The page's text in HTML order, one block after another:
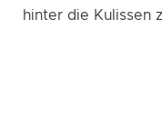
hinter die Kulissen